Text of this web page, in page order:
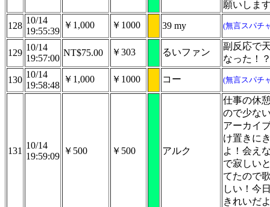
願いしま
128
10/14
19:55:39
￥1,000 ￥1000 39 my (無言スパチ
129
10/14
19:57:00
NT$75.00 ￥303 るいファン
副反応で
なった！
130
10/14
19:58:48
￥1,000 ￥1000 コー (無言スパチ
131
10/14
19:59:09
￥500 ￥500 アルク
仕事の休
ので少な
アーカイ
け置きに
よ！会え
で寂しい
てたので
しい！今
きれいだ